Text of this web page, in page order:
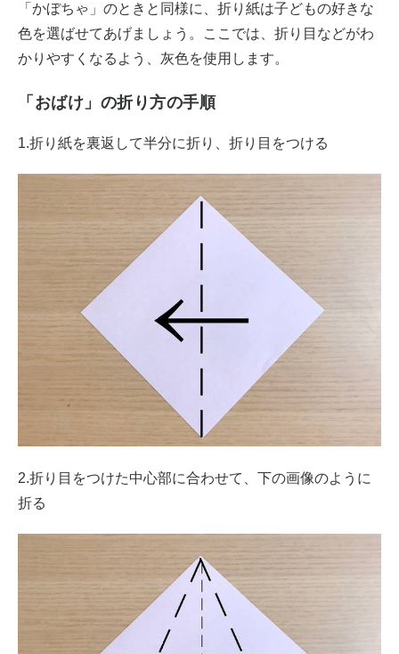
「かぼちゃ」のときと同様に、折り紙は子どもの好きな
色を選ばせてあげましょう。ここでは、折り目などがわ
かりやすくなるよう、灰色を使用します。
「おばけ」の折り方の手順
1.折り紙を裏返して半分に折り、折り目をつける
2.折り目をつけた中心部に合わせて、下の画像のように
折る